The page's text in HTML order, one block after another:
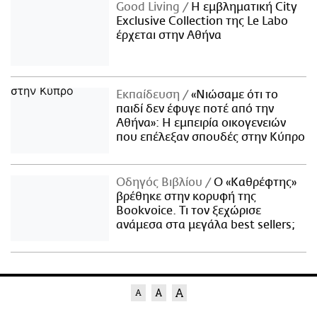
Good Living
Η εμβληματική City
Exclusive Collection της Le Labo
έρχεται στην Αθήνα
Εκπαίδευση
«Νιώσαμε ότι το
παιδί δεν έφυγε ποτέ από την
Αθήνα»: Η εμπειρία οικογενειών
που επέλεξαν σπουδές στην Κύπρο
Οδηγός Βιβλίου
Ο «Καθρέφτης»
βρέθηκε στην κορυφή της
Bookvoice. Τι τον ξεχώρισε
ανάμεσα στα μεγάλα best sellers;